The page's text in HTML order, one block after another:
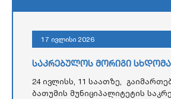
17 ივლისი 2026
საკრებულოს მორიგი სხდომა
24 ივლისს, 11 საათზე,
ბათუმის მუნიციპალიტეტის